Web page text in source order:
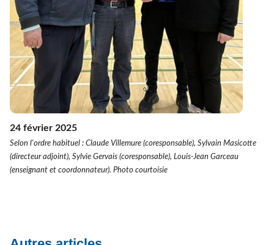
24 février 2025
Selon l'ordre habituel : Claude Villemure (coresponsable), Sylvain Masicotte
(directeur adjoint), Sylvie Gervais (coresponsable), Louis-Jean Garceau
(enseignant et coordonnateur). Photo courtoisie